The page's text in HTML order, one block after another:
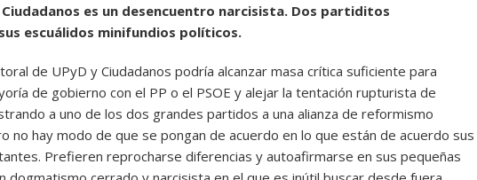
Ciudadanos es un desencuentro narcisista. Dos partiditos
escuálidos minifundios políticos.
de UPyD y Ciudadanos podría alcanzar masa crítica suficiente para
de gobierno con el PP o el PSOE y alejar la tentación rupturista de
a uno de los dos grandes partidos a una alianza de reformismo
no hay modo de que se pongan de acuerdo en lo que están de acuerdo sus
Prefieren reprocharse diferencias y autoafirmarse en sus pequeñas